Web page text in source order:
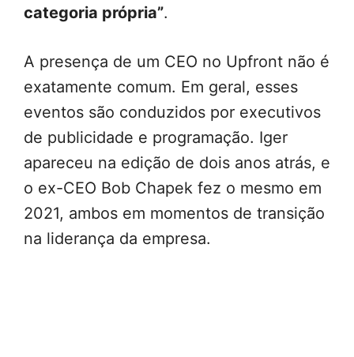
categoria própria”.
A presença de um CEO no Upfront não é
exatamente comum. Em geral, esses
eventos são conduzidos por executivos
de publicidade e programação. Iger
apareceu na edição de dois anos atrás, e
o ex-CEO Bob Chapek fez o mesmo em
2021, ambos em momentos de transição
na liderança da empresa.